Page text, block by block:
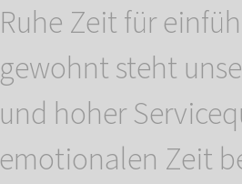
Ruhe Zeit für
gewohnt steht
und hoher
emotionalen Zeit